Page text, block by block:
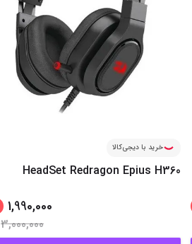
خرید با دیجی‌کالا
HeadSet Redragon Epius H360
1,990,000
3,000,000